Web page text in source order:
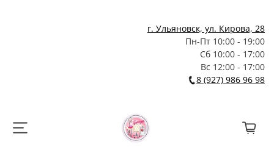
г. Ульяновск, ул. Кирова, 28
Пн-Пт 10:00 - 19:00
Сб 10:00 - 17:00
Вс 12:00 - 17:00
8 (927) 986 96 98